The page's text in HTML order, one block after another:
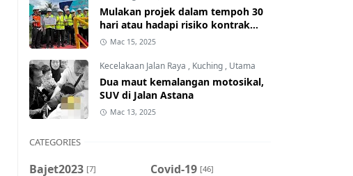
Mulakan projek dalam tempoh 30
hari atau hadapi risiko kontrak
ditamatkan
Mac 15, 2025
Kecelakaan Jalan Raya , Kuching , Utama
Dua maut kemalangan motosikal,
SUV di Jalan Astana
Mac 13, 2025
CATEGORIES
Bajet2023 [7] Covid-19 [46]